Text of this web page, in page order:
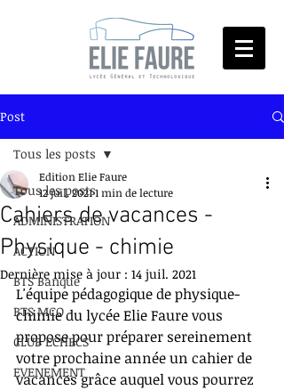
Post
Tous les posts
ADMINISTRATION
ACTION
BTS Banque
BTS MCO
CLUB ECHECS
EVENEMENT
Tous les posts
Cahiers de vacances -
Physique - chimie
Edition Elie Faure
12 juil. 20211 min de lecture
Dernière mise à jour : 14 juil. 2021
L'équipe pédagogique de physique-
chimie du lycée Elie Faure vous
propose pour préparer sereinement
votre prochaine année un cahier de
vacances grâce auquel vous pourrez